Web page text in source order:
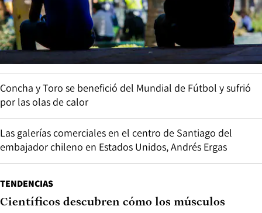
Concha y Toro se benefició del Mundial de Fútbol y sufrió
por las olas de calor
Las galerías comerciales en el centro de Santiago del
embajador chileno en Estados Unidos, Andrés Ergas
TENDENCIAS
Científicos descubren cómo los músculos